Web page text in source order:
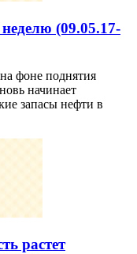
(09.05.17-
фоне поднятия
начинает
запасы нефти в
растет